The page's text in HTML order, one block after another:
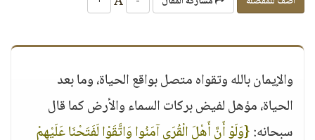
والإيمان بالله وتقواه متصل بواقع الحياة، وما بعد
الحياة، مؤهل لفيض بركات السماء والأرض كما قال
سبحانه:{وَلَوْ أَنَّ أَهْلَ الْقُرَى آمَنُوا وَاتَّقَوْا لَفَتَحْنَا عَلَيْهِمْ